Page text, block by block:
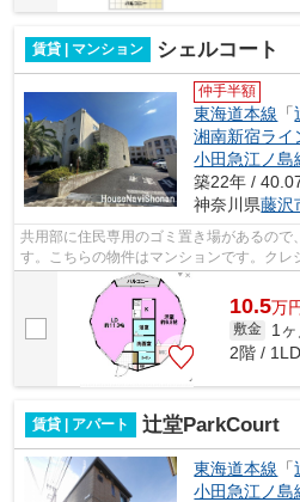
賃貸 | マンション シェルコート
仲手半額
東海道本線 「
湘南新宿ライ
小田急江ノ島
築22年 /
神奈川県藤沢
共用部に住民専用のゴミ置き場があるので
す。こちらの物件はマンションです。クレ
いいただける物件です。晴れの日は気持...
10.5万
敷金 1ヶ
2階 /
賃貸 | アパート 辻堂ParkCourt
東海道本線 「
小田急江ノ島